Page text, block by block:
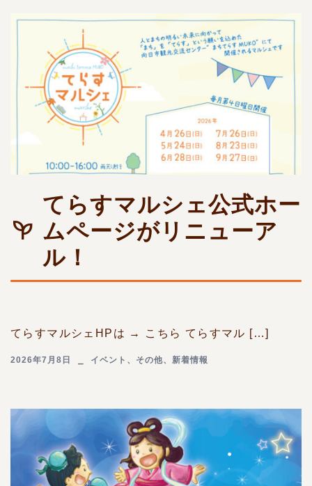
てらすマルシェ公式ホー
ムページがリニューア
ル！
てらすマルシェHPは → こちら てらすマル […]
2026年7月8日 イベント 、 その他、 新着情報